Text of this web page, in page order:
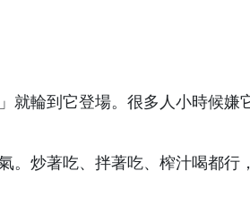
就輪到它登場。很多人小時候嫌
。炒著吃、拌著吃、榨汁喝都行